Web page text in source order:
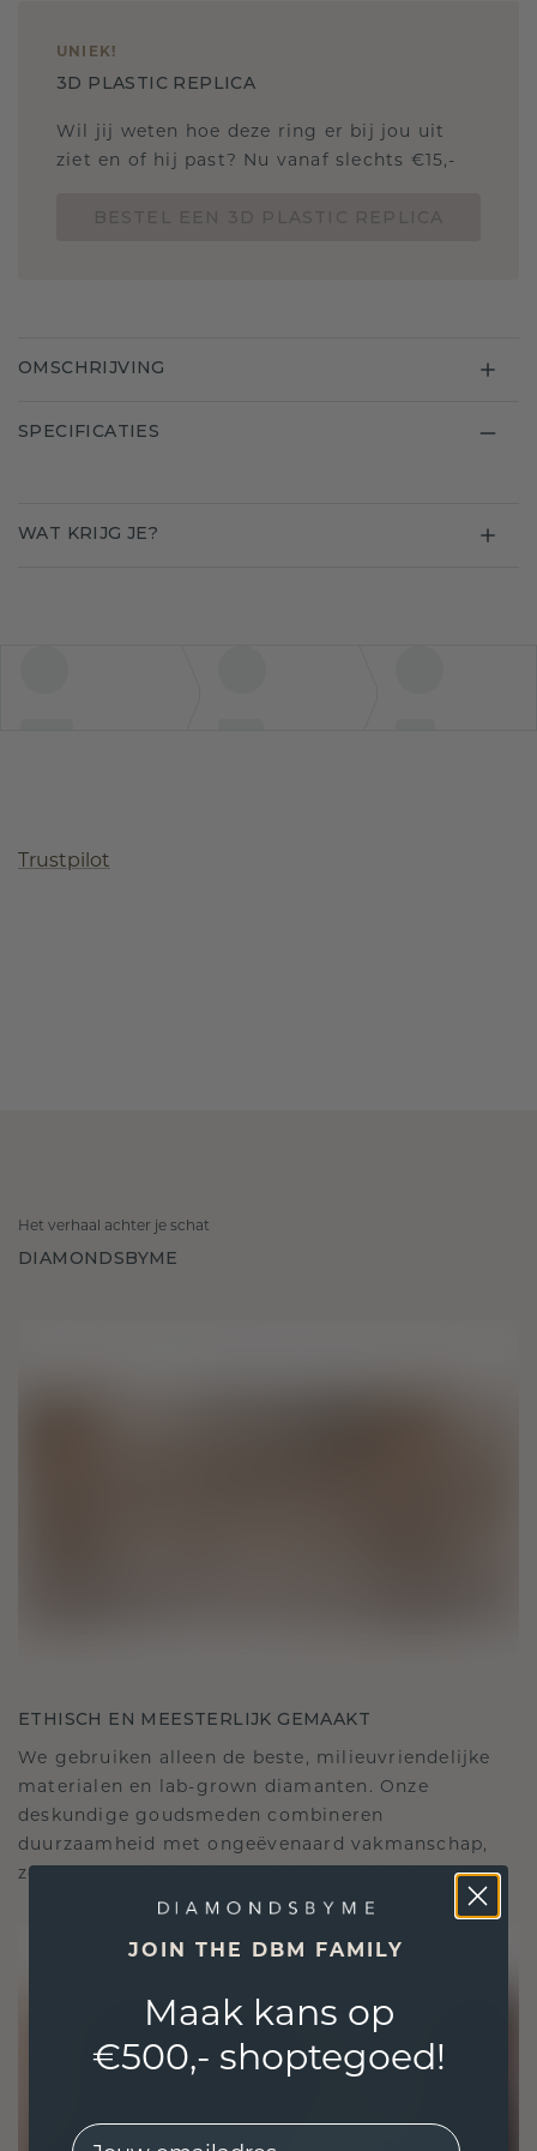
UNIEK!
3D PLASTIC REPLICA
Wil jij weten hoe deze ring er bij jou uit
ziet en of hij past? Nu vanaf slechts €15,-
OMSCHRIJVING
SPECIFICATIES
WAT KRIJG JE?
Trustpilot
Het verhaal achter je schat
DIAMONDSBYME
ETHISCH EN MEESTERLIJK GEMAAKT
We gebruiken alleen de beste, milieuvriendelijke
materialen en lab-grown diamanten. Onze
deskundige goudsmeden combineren
duurzaamheid met ongeëvenaard vakmanschap,
zodat je sieraden zowel ethisch als prachtig zijn.
JOIN THE DBM FAMILY
Maak kans op
€500,- shoptegoed!
EMail